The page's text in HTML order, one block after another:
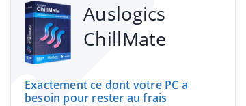
Auslogics
ChillMate
Exactement ce dont votre PC a
besoin pour rester au frais